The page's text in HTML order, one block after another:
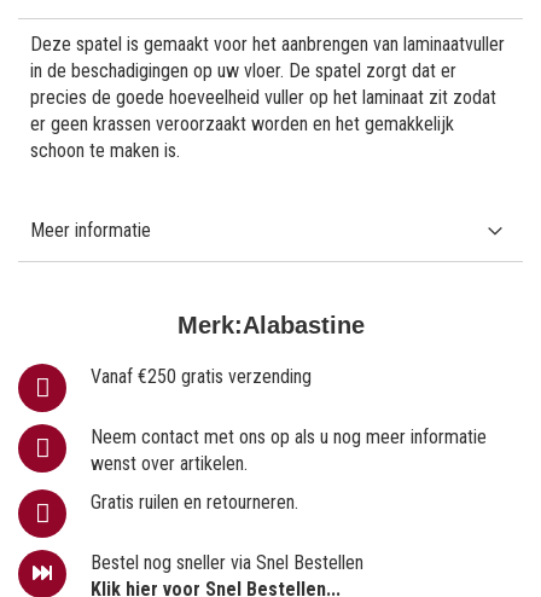
Merk:Alabastine
Vanaf €250 gratis verzending
Neem contact met ons op als u nog meer informatie
wenst over artikelen.
Gratis ruilen en retourneren.
Bestel nog sneller via Snel Bestellen
Klik hier voor Snel Bestellen...
Deze spatel is gemaakt voor het aanbrengen van laminaatvuller
in de beschadigingen op uw vloer. De spatel zorgt dat er
precies de goede hoeveelheid vuller op het laminaat zit zodat
er geen krassen veroorzaakt worden en het gemakkelijk
schoon te maken is.
Meer informatie